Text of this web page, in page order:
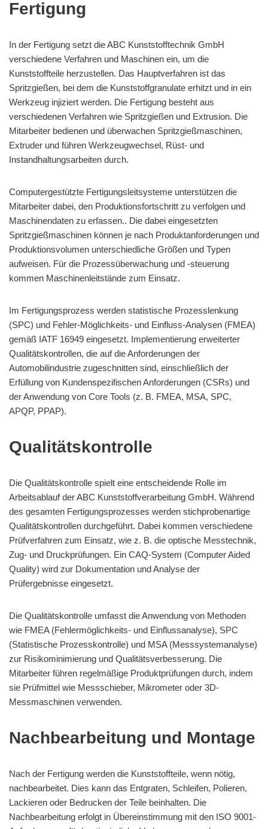
Fertigung
In der Fertigung setzt die ABC Kunststofftechnik GmbH
verschiedene Verfahren und Maschinen ein, um die
Kunststoffteile herzustellen. Das Hauptverfahren ist das
Spritzgießen, bei dem die Kunststoffgranulate erhitzt und in ein
Werkzeug injiziert werden. Die Fertigung besteht aus
verschiedenen Verfahren wie Spritzgießen und Extrusion. Die
Mitarbeiter bedienen und überwachen Spritzgießmaschinen,
Extruder und führen Werkzeugwechsel, Rüst- und
Instandhaltungsarbeiten durch.
Computergestützte Fertigungsleitsysteme unterstützen die
Mitarbeiter dabei, den Produktionsfortschritt zu verfolgen und
Maschinendaten zu erfassen.. Die dabei eingesetzten
Spritzgießmaschinen können je nach Produktanforderungen und
Produktionsvolumen unterschiedliche Größen und Typen
aufweisen. Für die Prozessüberwachung und -steuerung
kommen Maschinenleitstände zum Einsatz.
Im Fertigungsprozess werden statistische Prozesslenkung
(SPC) und Fehler-Möglichkeits- und Einfluss-Analysen (FMEA)
gemäß IATF 16949 eingesetzt. Implementierung erweiterter
Qualitätskontrollen, die auf die Anforderungen der
Automobilindustrie zugeschnitten sind, einschließlich der
Erfüllung von Kundenspezifischen Anforderungen (CSRs) und
der Anwendung von Core Tools (z. B. FMEA, MSA, SPC,
APQP, PPAP).
Qualitätskontrolle
Die Qualitätskontrolle spielt eine entscheidende Rolle im
Arbeitsablauf der ABC Kunststoffverarbeitung GmbH. Während
des gesamten Fertigungsprozesses werden stichprobenartige
Qualitätskontrollen durchgeführt. Dabei kommen verschiedene
Prüfverfahren zum Einsatz, wie z. B. die optische Messtechnik,
Zug- und Druckprüfungen. Ein CAQ-System (Computer Aided
Quality) wird zur Dokumentation und Analyse der
Prüfergebnisse eingesetzt.
Die Qualitätskontrolle umfasst die Anwendung von Methoden
wie FMEA (Fehlermöglichkeits- und Einflussanalyse), SPC
(Statistische Prozesskontrolle) und MSA (Messsystemanalyse)
zur Risikominimierung und Qualitätsverbesserung. Die
Mitarbeiter führen regelmäßige Produktprüfungen durch, indem
sie Prüfmittel wie Messschieber, Mikrometer oder 3D-
Messmaschinen verwenden.
Nachbearbeitung und Montage
Nach der Fertigung werden die Kunststoffteile, wenn nötig,
nachbearbeitet. Dies kann das Entgraten, Schleifen, Polieren,
Lackieren oder Bedrucken der Teile beinhalten. Die
Nachbearbeitung erfolgt in Übereinstimmung mit den ISO 9001-